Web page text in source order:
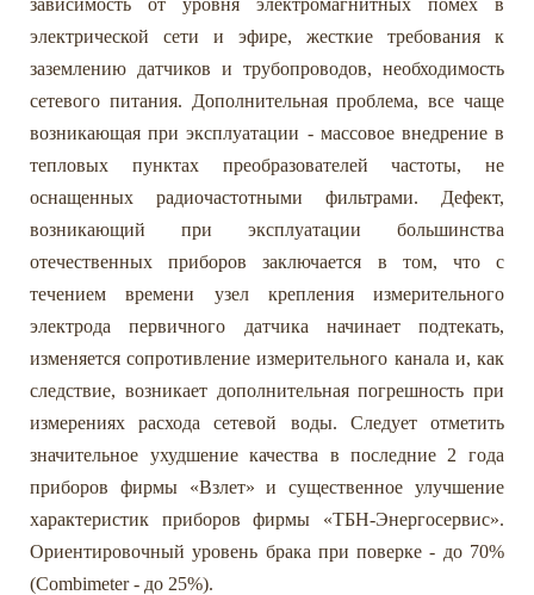
электрической сети и эфире, жесткие требования к
заземлению датчиков и трубопроводов, необходимость
сетевого питания. Дополнительная проблема, все чаще
возникающая при эксплуатации - массовое внедрение в
тепловых пунктах преобразователей частоты, не
оснащенных радиочастотными фильтрами. Дефект,
возникающий при эксплуатации большинства
отечественных приборов заключается в том, что с
течением времени узел крепления измерительного
электрода первичного датчика начинает подтекать,
изменяется сопротивление измерительного канала и, как
следствие, возникает дополнительная погрешность при
измерениях расхода сетевой воды. Следует отметить
значительное ухудшение качества в последние 2 года
приборов фирмы «Взлет» и существенное улучшение
характеристик приборов фирмы «ТБН-Энергосервис».
Ориентировочный уровень брака при поверке - до 70%
(Combimeter - до 25%).